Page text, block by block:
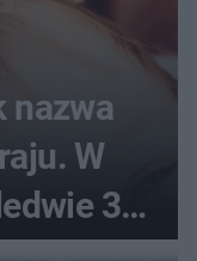
nazwa
W
3